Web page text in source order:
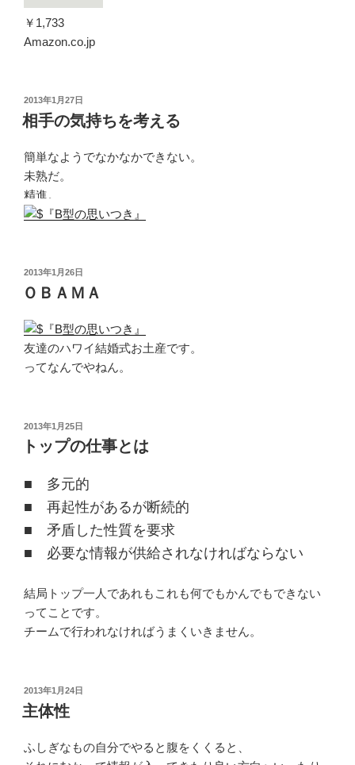
￥1,733
Amazon.co.jp
投
稿
日:
2013年1月27日
相手の気持ちを考える
簡単なようでなかなかできない。
未熟だ。
精進。
投
稿
日:
2013年1月26日
ＯＢＡＭＡ
友達のハワイ結婚式お土産です。
ってなんでやねん。
投
稿
日:
2013年1月25日
トップの仕事とは
■ 多元的
■ 再起性があるが断続的
■ 矛盾した性質を要求
■ 必要な情報が供給されなければならない
結局トップ一人であれもこれも何でもかんでもできない
ってことです。
チームで行われなければうまくいきません。
投
稿
日:
2013年1月24日
主体性
ふしぎなもの自分でやると腹をくくると、